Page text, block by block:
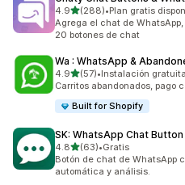
4.9de 5 estrellas
(288)
288 reseñas en total
•Plan gratis
Agrega el chat de
20 botones de chat
Wa : WhatsApp &
4.9de 5 estrellas
(57)
57 reseñas en total
•Instalación gratuita
Carritos abandonados, pago
Built for Shopify
SK: WhatsApp Chat Button
4.8de 5 estrellas
(63)
63 reseñas en total
•Gratis
Botón de chat de WhatsApp
automática y análisis.